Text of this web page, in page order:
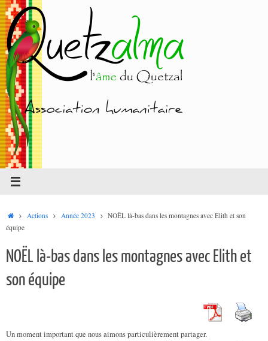
Passer
au
contenu
AccueilActions Année 2023
NOËL là-bas dans les montagnes avec Elith et son
équipe
NOËL là-bas dans les montagnes avec Elith et
son équipe
Un moment important que nous aimons particulièrement partager.